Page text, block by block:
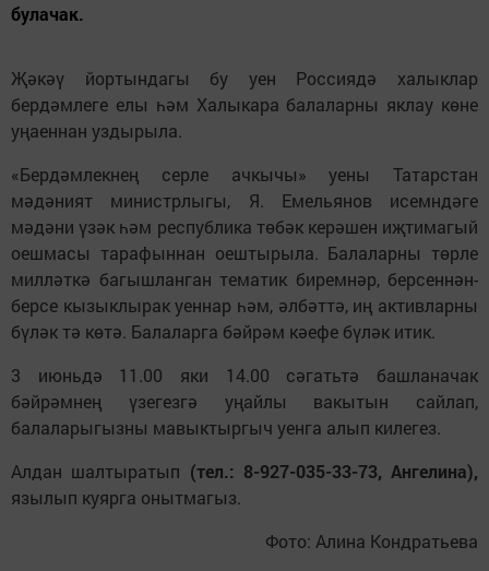
булачак.
Җәкәү йортындагы бу уен Россиядә халыклар
бердәмлеге елы һәм Халыкара балаларны яклау көне
уңаеннан уздырыла.
«Бердәмлекнең серле ачкычы» уены Татарстан
мәдәният министрлыгы, Я. Емельянов исемндәге
мәдәни үзәк һәм республика төбәк керәшен иҗтимагый
оешмасы тарафыннан оештырыла. Балаларны төрле
милләткә багышланган тематик биремнәр, берсеннән-
берсе кызыклырак уеннар һәм, әлбәттә, иң активларны
бүләк тә көтә. Балаларга бәйрәм кәефе бүләк итик.
3 июньдә 11.00 яки 14.00 сәгатьтә башланачак
бәйрәмнең үзегезгә уңайлы вакытын сайлап,
балаларыгызны мавыктыргыч уенга алып килегез.
Алдан шалтыратып (тел.: 8-927-035-33-73, Ангелина),
язылып куярга онытмагыз.
Фото: Алина Кондратьева